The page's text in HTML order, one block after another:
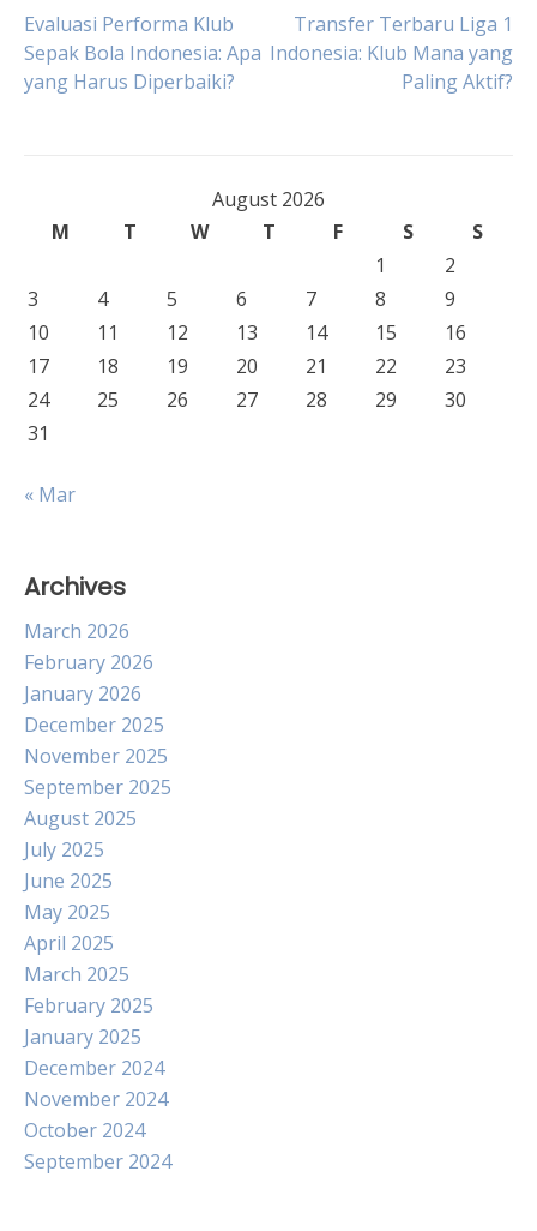
Post
navigation
Evaluasi Performa Klub
Sepak Bola Indonesia: Apa
yang Harus Diperbaiki?
Transfer Terbaru Liga 1
Indonesia: Klub Mana yang
Paling Aktif?
August 2026
M
T W T F S
S
1
2
3
4 5 6 7 8
9
10
11 12 13 14 15
16
17
18 19 20 21 22
23
24
25 26 27 28 29
30
31
« Mar
Archives
March 2026
February 2026
January 2026
December 2025
November 2025
September 2025
August 2025
July 2025
June 2025
May 2025
April 2025
March 2025
February 2025
January 2025
December 2024
November 2024
October 2024
September 2024